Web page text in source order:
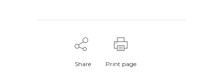
Share Print page